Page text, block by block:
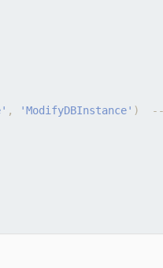
, 'ModifyDBInstance' )